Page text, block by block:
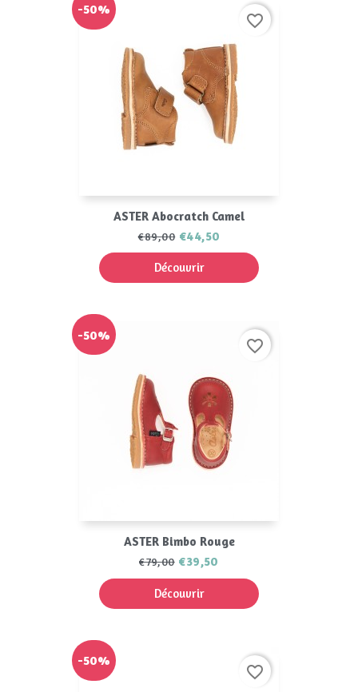
ASTER Abocratch Camel
€89,00 €44,50
Découvrir
-50%
favorite_border
ASTER Bimbo Rouge
€79,00 €39,50
Découvrir
-50%
favorite_border
-50%
favorite_border